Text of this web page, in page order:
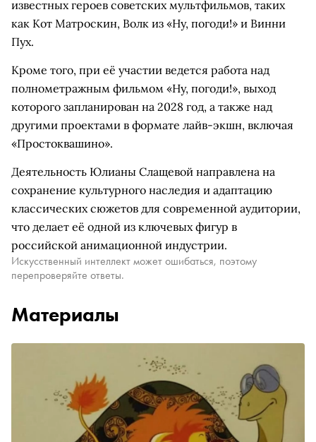
известных героев советских мультфильмов, таких
как Кот Матроскин, Волк из «Ну, погоди!» и Винни
Пух.
Кроме того, при её участии ведется работа над
полнометражным фильмом «Ну, погоди!», выход
которого запланирован на 2028 год, а также над
другими проектами в формате лайв-экшн, включая
«Простоквашино».
Деятельность Юлианы Слащевой направлена на
сохранение культурного наследия и адаптацию
классических сюжетов для современной аудитории,
что делает её одной из ключевых фигур в
российской анимационной индустрии.
Искусственный интеллект может ошибаться, поэтому
перепроверяйте ответы.
Материалы